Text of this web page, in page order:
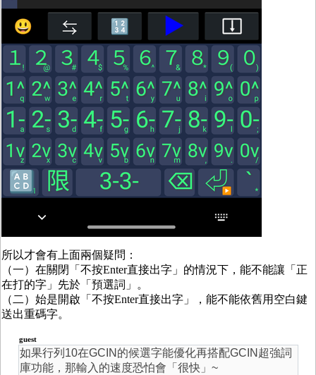
所以才會有上面兩個疑問：
（一）在關閉「不按Enter直接出字」的情況下，能不能讓「正
在打的字」先於「預選詞」。
（二）始是開啟「不按Enter直接出字」，能不能依舊用空白鍵
送出重碼字。
guest
如果行列10在GCIN的候選字能優化再搭配GCIN超強詞
庫功能，那輸入的速度恐怕會「很快」~